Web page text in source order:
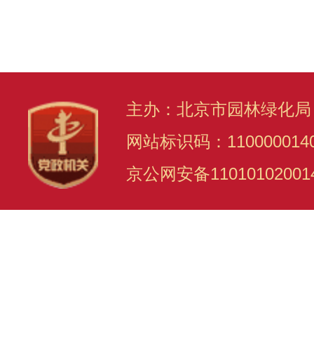
主办：北京市园林绿化
网站标识码：
京公网安备